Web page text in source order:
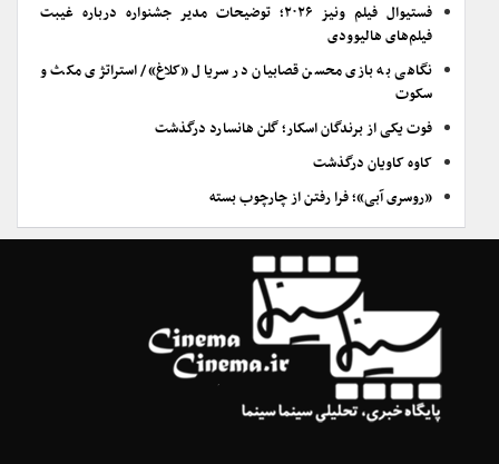
فستیوال فیلم ونیز ۲۰۲۶؛ توضیحات مدیر جشنواره درباره غیبت
فیلم‌های هالیوودی
نگاهی به بازی محسن قصابیان در سریال «کلاغ»/ استراتژی مکث و
سکوت
فوت یکی از برندگان اسکار؛ گلن هانسارد درگذشت
کاوه کاویان درگذشت
«روسری آبی»؛ فرا رفتن از چارچوب بسته